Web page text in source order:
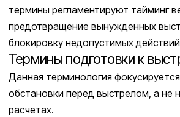
термины регламентируют тайминг
предотвращение вынужденных
блокировку недопустимых
Термины подготовки к
Данная терминология
обстановки перед выстрелом, а не
расчетах.